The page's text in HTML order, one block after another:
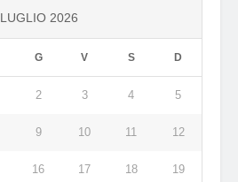
LUGLIO 2026
G V S D
2 3 4 5
9 10 11 12
16 17 18 19